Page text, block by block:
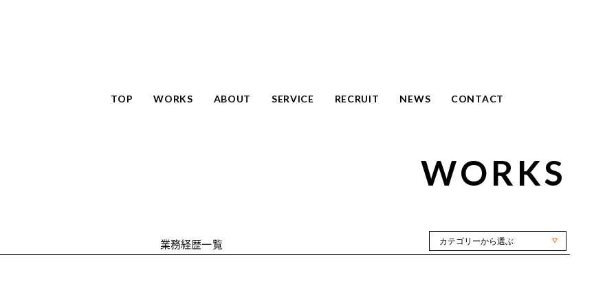
TOP WORKS ABOUT SERVICE RECRUIT NEWS CONTACT
WORKS
業務経歴一覧 カテゴリーから選ぶ